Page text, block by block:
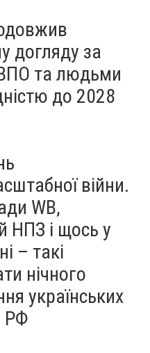
українському
- ФОТО
догляду за
та людьми
до 2028
війни.
WB,
НПЗ і щось у
– такі
нічного
українських
РФ